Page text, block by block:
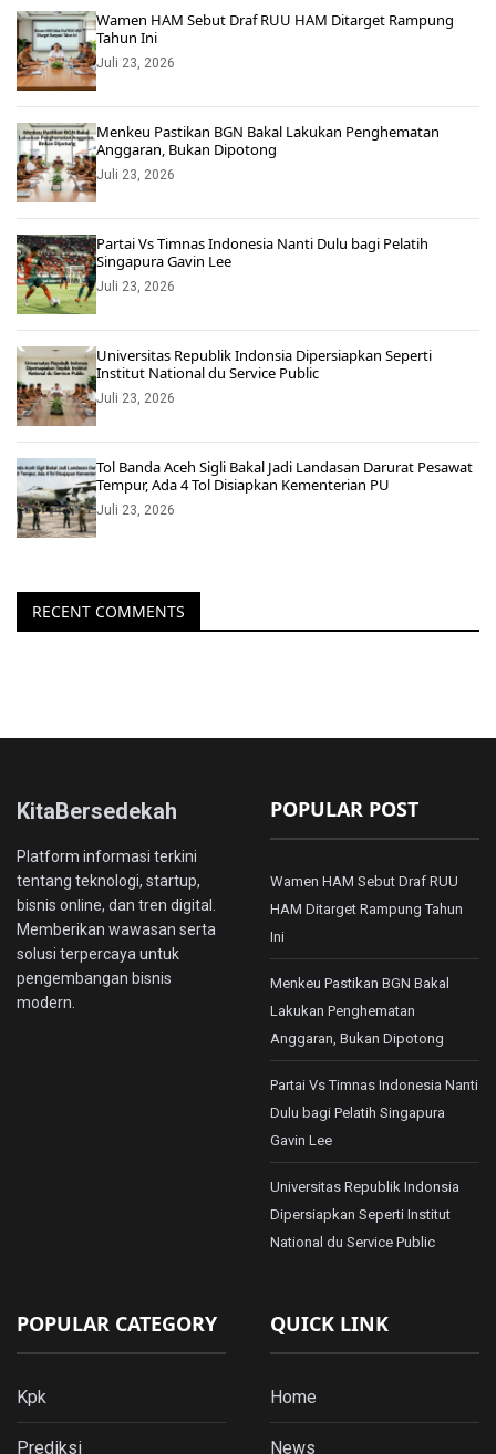
Wamen HAM Sebut Draf RUU HAM Ditarget Rampung
Tahun Ini
Juli 23, 2026
Menkeu Pastikan BGN Bakal Lakukan Penghematan
Anggaran, Bukan Dipotong
Juli 23, 2026
Partai Vs Timnas Indonesia Nanti Dulu bagi Pelatih
Singapura Gavin Lee
Juli 23, 2026
Universitas Republik Indonsia Dipersiapkan Seperti
Institut National du Service Public
Juli 23, 2026
Tol Banda Aceh Sigli Bakal Jadi Landasan Darurat Pesawat
Tempur, Ada 4 Tol Disiapkan Kementerian PU
Juli 23, 2026
RECENT COMMENTS
KitaBersedekah
Platform informasi terkini
tentang teknologi, startup,
bisnis online, dan tren digital.
Memberikan wawasan serta
solusi terpercaya untuk
pengembangan bisnis
modern.
POPULAR POST
Wamen HAM Sebut Draf RUU
HAM Ditarget Rampung Tahun
Ini
Menkeu Pastikan BGN Bakal
Lakukan Penghematan
Anggaran, Bukan Dipotong
Partai Vs Timnas Indonesia Nanti
Dulu bagi Pelatih Singapura
Gavin Lee
Universitas Republik Indonsia
Dipersiapkan Seperti Institut
National du Service Public
POPULAR CATEGORY
Kpk
Prediksi
QUICK LINK
Home
News